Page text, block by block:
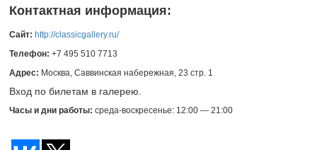
Контактная информация:
Сайт: http://classicgallery.ru/
Телефон: +7 495 510 7713
Адрес: Москва, Саввинская набережная, 23 стр. 1
Вход по билетам в галерею.
Часы и дни работы: среда-воскресенье: 12:00 — 21:00